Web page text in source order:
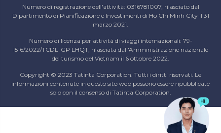
Numero di registrazione dell'attività: 0316781007, rilasciato dal
Dipartimento di Pianificazione e Investimenti di Ho Chi Minh City il 31
marzo 2021.
Numero di licenza per attività di viaggi internazionali: 79-
1516/2022/TCDL-GP LHQT, rilasciata dall'Amministrazione nazionale
del turismo del Vietnam il 6 ottobre 2022.
Copyright © 2023 Tatinta Corporation. Tutti i diritti riservati. Le
informazioni contenute in questo sito web possono essere ripubblicate
solo con il consenso di Tatinta Corporation.